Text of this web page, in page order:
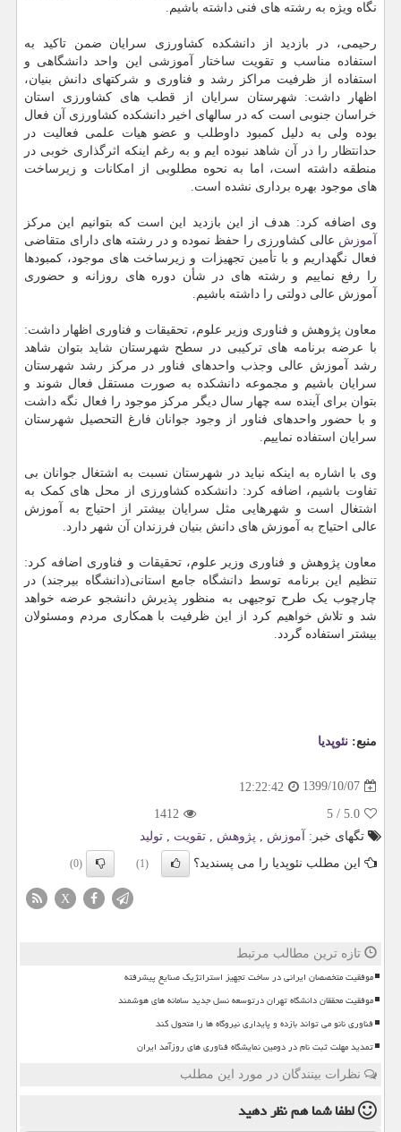
نگاه ویژه به رشته های فنی داشته باشیم.
رحیمی، در بازدید از دانشکده کشاورزی سرایان ضمن تاکید به
استفاده مناسب و تقویت ساختار آموزشی این واحد دانشگاهی و
استفاده از ظرفیت مراکز رشد و فناوری و شرکتهای دانش بنیان،
اظهار داشت: شهرستان سرایان از قطب های کشاورزی استان
خراسان جنوبی است که در سالهای اخیر دانشکده کشاورزی آن فعال
بوده ولی به دلیل کمبود داوطلب و عضو هیات علمی فعالیت در
حدانتظار را در آن شاهد نبوده ایم و به رغم اینکه اثرگذاری خوبی در
منطقه داشته است، اما به نحوه مطلوبی از امکانات و زیرساخت
های موجود بهره برداری نشده است.
وی اضافه کرد: هدف از این بازدید این است که بتوانیم این مرکز
آموزش عالی کشاورزی را حفظ نموده و در رشته های دارای متقاضی
فعال نگهداریم و با تأمین تجهیزات و زیرساخت های موجود، کمبودها
را رفع نماییم و رشته های در شأن دوره های روزانه و حضوری
آموزش عالی دولتی را داشته باشیم.
معاون پژوهش و فناوری وزیر علوم، تحقیقات و فناوری اظهار داشت:
با عرضه برنامه های ترکیبی در سطح شهرستان شاید بتوان شاهد
رشد آموزش عالی وجذب واحدهای فناور در مرکز رشد شهرستان
سرایان باشیم و مجموعه دانشکده به صورت مستقل فعال شوند و
بتوان برای آینده سه چهار سال دیگر مرکز موجود را فعال نگه داشت
و با حضور واحدهای فناور از وجود جوانان فارغ التحصیل شهرستان
سرایان استفاده نماییم.
وی با اشاره به اینکه نباید در شهرستان نسبت به اشتغال جوانان بی
تفاوت باشیم، اضافه کرد: دانشکده کشاورزی از محل های کمک به
اشتغال است و شهرهایی مثل سرایان بیشتر از احتیاج به آموزش
عالی احتیاج به آموزش های دانش بنیان فرزندان آن شهر دارد.
معاون پژوهش و فناوری وزیر علوم، تحقیقات و فناوری اضافه کرد:
تنظیم این برنامه توسط دانشگاه جامع استانی(دانشگاه بیرجند) در
چارچوب یک طرح توجیهی به منظور پذیرش دانشجو عرضه خواهد
شد و تلاش خواهیم کرد از این ظرفیت با همکاری مردم ومسئولان
بیشتر استفاده گردد.
منبع: نئوپدیا
1399/10/07
12:22:42
5.0
/
5
1412
تگهای خبر:
آموزش , پژوهش , تقویت , تولید
این مطلب نئوپدیا را می پسندید؟
(1)
(0)
X
تازه ترین مطالب مرتبط
موفقیت متخصصان ایرانی در ساخت تجهیز استراتژیک صنایع پیشرفته
موفقیت محققان دانشگاه تهران درتوسعه نسل جدید سامانه های هوشمند
فناوری نانو می تواند بازده و پایداری نیروگاه ها را متحول کند
تمدید مهلت ثبت نام در دومین نمایشگاه فناوری های روزآمد ایران
نظرات بینندگان در مورد این مطلب
لطفا شما همنظر دهید